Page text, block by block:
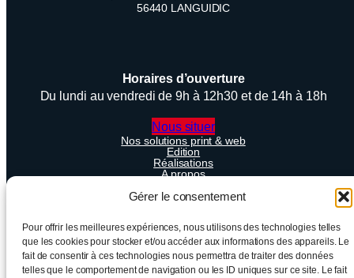
Gérer le consentement
Pour offrir les meilleures expériences, nous utilisons des technologies telles
que les cookies pour stocker et/ou accéder aux informations des appareils. Le
fait de consentir à ces technologies nous permettra de traiter des données
telles que le comportement de navigation ou les ID uniques sur ce site. Le fait
56440 LANGUIDIC
Horaires d’ouverture
Du lundi au vendredi de 9h à 12h30 et de 14h à 18h
Nous situer
Nos solutions print & web
Edition
Réalisations
A propos
Blog
HLB Edition – 2025, tous droits réservés